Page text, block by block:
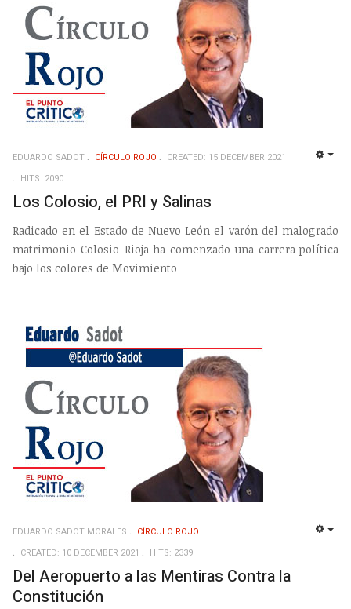
EDUARDO SADOT CÍRCULO ROJO
CREATED: 15 DECEMBER 2021
HITS: 2090
Los Colosio, el PRI y Salinas
Radicado en el Estado de Nuevo León el varón del malogrado
matrimonio Colosio-Rioja ha comenzado una carrera política
bajo los colores de Movimiento
EDUARDO SADOT MORALES
CÍRCULO ROJO
CREATED: 10 DECEMBER 2021
HITS: 2339
Del Aeropuerto a las Mentiras Contra la
Constitución